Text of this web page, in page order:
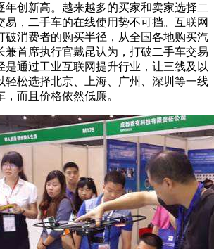
年创新高。越来越多的买家和卖家选择二
易，二手车的在线使用势不可挡。互联网
破消费者的购买半径，从全国各地购买汽
兼首席执行官戴昆认为，打破二手车交易
是通过工业互联网提升行业，让三线及以
轻松选择北京、上海、广州、深圳等一线
而且价格依然低廉。